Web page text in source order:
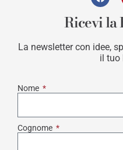
Ricevi
La newsletter con idee,
il tuo
Nome
Cognome